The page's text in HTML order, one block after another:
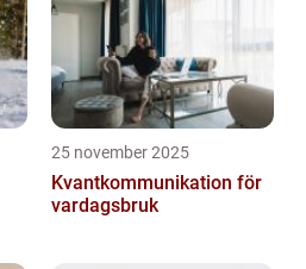
25 november 2025
Kvantkommunikation för
vardagsbruk